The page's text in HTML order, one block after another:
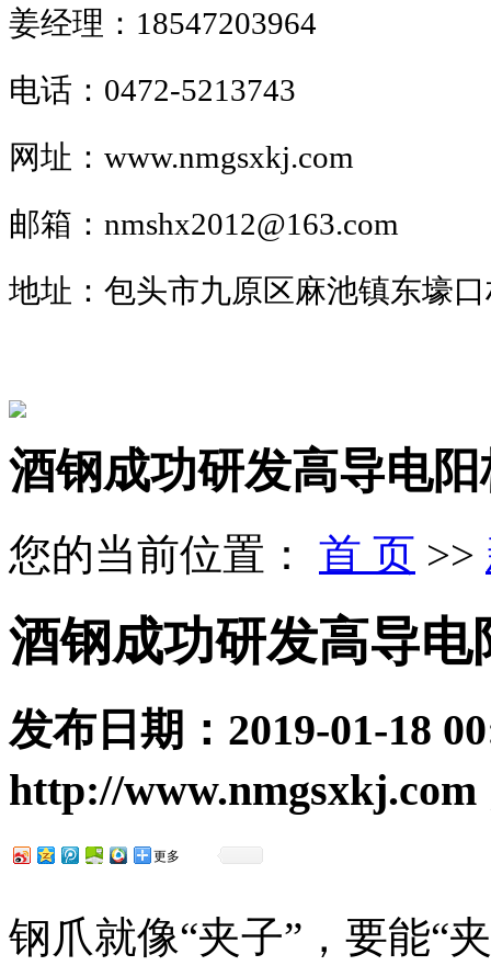
姜经理：18547203964
电话：0472-5213743
网址：www.nmgsxkj.com
邮箱：nmshx2012@163.com
地址：包头市九原区麻池镇东壕
酒钢成功研发高导电
您的当前位置： 首 页 >>
酒钢成功研发高导电
发布日期： 2019-01-18
http://www.nmgsxkj.com
更多
钢爪就像“夹子”，要能“